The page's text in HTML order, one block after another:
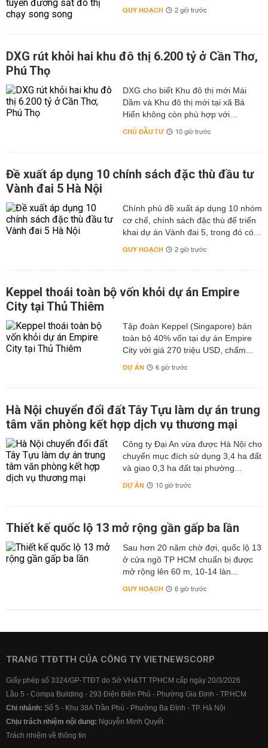
QUY HOẠCH 2 giờ trước
DXG rút khỏi hai khu đô thị 6.200 tỷ ở Cần Thơ,
Phú Thọ
DXG cho biết Khu đô thị mới Mái
Dầm và Khu đô thị mới tại xã Bá
Hiến không còn phù hợp với...
CHỦ ĐẦU TƯ 10 giờ trước
Đề xuất áp dụng 10 chính sách đặc thù đầu tư
Vành đai 5 Hà Nội
Chính phủ đề xuất áp dụng 10 nhóm
cơ chế, chính sách đặc thù để triển
khai dự án Vành đai 5, trong đó có...
QUY HOẠCH 2 giờ trước
Keppel thoái toàn bộ vốn khỏi dự án Empire
City tại Thủ Thiêm
Tập đoàn Keppel (Singapore) bán
toàn bộ 40% vốn tại dự án Empire
City với giá 270 triệu USD, chấm...
DỰ ÁN 6 giờ trước
Hà Nội chuyển đổi đất Tây Tựu làm dự án trung
tâm văn phòng kết hợp dịch vụ thương mại
Công ty Đại An vừa được Hà Nội cho
chuyển mục đích sử dụng 3,4 ha đất
và giao 0,3 ha đất tại phường...
DỰ ÁN 10 giờ trước
Thiết kế quốc lộ 13 mở rộng gần gấp ba lần
Sau hơn 20 năm chờ đợi, quốc lộ 13
ở cửa ngõ TP HCM chuẩn bị được
mở rộng lên 60 m, 10-14 làn...
QUY HOẠCH 6 giờ trước
TRANG TTĐTTH CỦA CÔNG TY VIETNEWSCORP
Giấy phép số 3324/GP-TTĐT do Sở VH&TT TPHCM cấp ngày 20/3/2026
Lầu 5 - Compa Building - 293 Điện Biên Phủ - Phường Gia Định - TP.HCM
Chi nhánh: Số 5 - Khu 38A Trần Phú - Phường Ba Đình - TP. Hà Nội
Chịu trách nhiệm nội dung: Nguyễn Minh Quyết
Trách nhiệm về thông tin